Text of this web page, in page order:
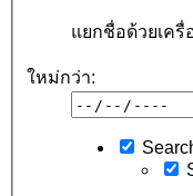
แยกชื่อด้วยเครื่
ใหม่กว่า: